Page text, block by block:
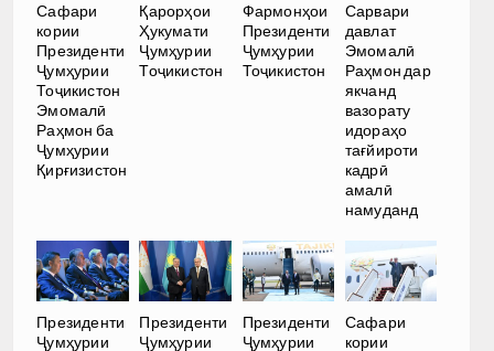
Сафари
кории
Президенти
Ҷумҳурии
Тоҷикистон
Эмомалӣ
Раҳмон ба
Ҷумҳурии
Қирғизистон
Қарорҳои
Ҳукумати
Ҷумҳурии
Тоҷикистон
Фармонҳои
Президенти
Ҷумҳурии
Тоҷикистон
Сарвари
давлат
Эмомалӣ
Раҳмон дар
якчанд
вазорату
идораҳо
тағйироти
кадрӣ
амалӣ
намуданд
Президенти
Ҷумҳурии
Президенти
Ҷумҳурии
Президенти
Ҷумҳурии
Сафари
кории